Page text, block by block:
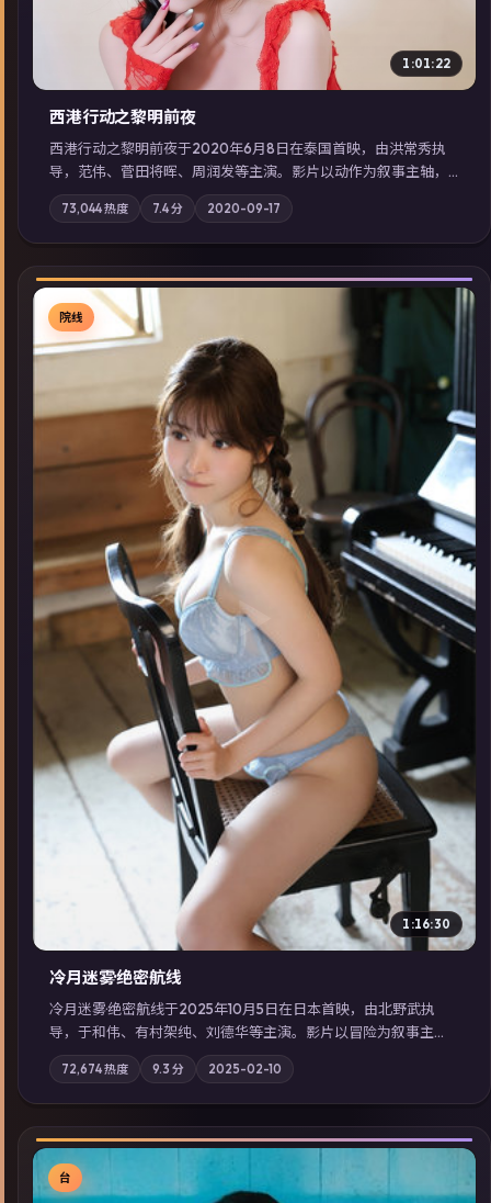
1:01:22
西港行动之黎明前夜
西港行动之黎明前夜于2020年6月8日在泰国首映，由洪常秀执
导，范伟、菅田将晖、周润发等主演。影片以动作为叙事主轴，
亲情与职责必须在倒计时结束前做出抉择；摄影与配乐强化地域
气质；站内亦可通过「国产免费观看高清电视剧在线看」延展检
索同类型高分佳作，畅享高清在线追剧体验。
73,044热度 7.4分 2020-09-17
▶
院线
1:16:30
冷月迷雾·绝密航线
冷月迷雾·绝密航线于2025年10月5日在日本首映，由北野武执
导，于和伟、有村架纯、刘德华等主演。影片以冒险为叙事主
轴，记忆碎片重组后，主角发现自己从未活过“真实”的一天；摄
影与配乐强化地域气质；站内亦可通过「国产免费观看高清电视
剧在线看」延展检索同类型高分佳作，畅享高清在线追剧体验。
72,674热度 9.3 分 2025-02-10
台